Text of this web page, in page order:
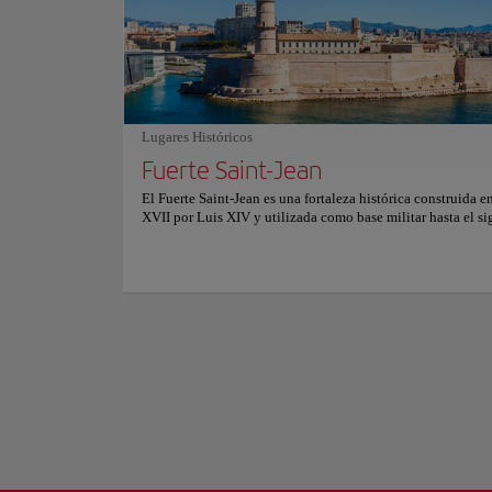
Con tres locales en Marsella, saborear estos deliciosos
comido. Estos innovadores creadores reimaginan los
pastelería francesa, elaborando diariamente una gran
postres frescos, visualmente impresionantes y
aromatizados. Para más información sobre reservas y
consulte su sitio web oficial.
Lugares Históricos
Fuerte Saint-Jean
El Fuerte Saint-Jean es una fortaleza histórica construida
XVII por Luis XIV y utilizada como base militar hasta el
La Porte d'Aix es
bajo el mando del
famosas de
pequeños.
El arco central
menores están
caliza y mide 18
La Puerta de Aix